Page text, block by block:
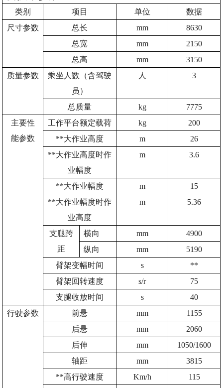
类别 项目 单位
数据
尺寸参数
总长 mm
8630
总宽
mm
2150
总高
mm
3150
质量参数
乘坐人数（含驾驶
员）
人 3
总质量 kg
7775
主要性
能参数
工作平台额定载荷 kg
200
**大作业高度
m
26
**大作业高度时作
业幅度
m 3.6
**大作业幅度 m
15
**大作业幅度时作
业高度
m 5.36
支腿跨
距
横向 mm
4900
纵向
mm
5190
臂架变幅时间
s
**
臂架回转速度
s/r
75
支腿收放时间
s
40
行驶参数
前悬 mm
1155
后悬
mm
2060
后伸
mm
1050/1600
轴距
mm
3815
**高行驶速度
Km/h
115